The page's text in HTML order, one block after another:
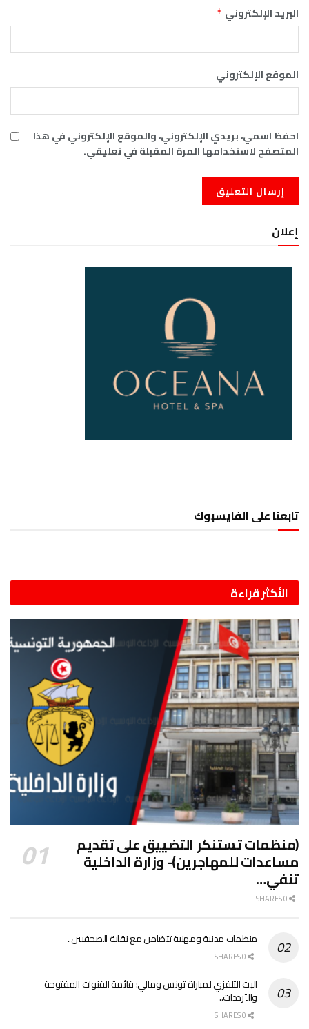
البريد الإلكتروني *
الموقع الإلكتروني
احفظ اسمي، بريدي الإلكتروني، والموقع الإلكتروني في هذا
المتصفح لاستخدامها المرة المقبلة في تعليقي.
إعلان
تابعنا على الفايسبوك
الأكثر قراءة
(منظمات تستنكر التضييق على تقديم
مساعدات للمهاجرين)- وزارة الداخلية
تنفي…
منظمات مدنية ومهنية تتضامن مع نقابة الصحفيين..
البث التلفزي لمباراة تونس ومالي: قائمة القنوات المفتوحة
والترددات..